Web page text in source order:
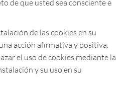
de que usted sea consciente e
de las cookies en su
acción afirmativa y positiva.
el uso de cookies mediante la
y su uso en su